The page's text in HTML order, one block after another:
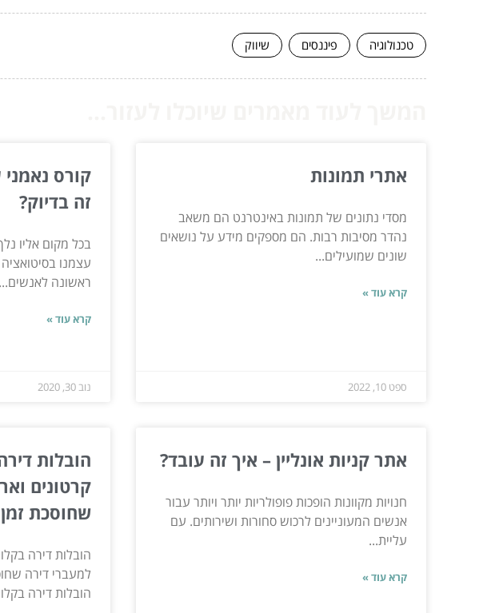
טכנולוגיה פיננסים שיווק
אתרי תמונות
מסדי נתונים של תמונות באינטרנט הם משאב
נהדר מסיבות רבות. הם מספקים מידע על נושאים
שונים שמועילים...
קרא עוד »
ספט 10, 2022
קורס
זה בדיוק?
בכל מקום אליו
עצמנו
ראשונה לאנשים...
קרא עוד »
נוב 30, 2020
אתר קניות אונליין – איך זה עובד?
חנויות מקוונות הופכות פופולריות יותר ויותר עבור
אנשים המעוניינים לרכוש סחורות ושירותים. עם
עליית...
קרא עוד »
הובלות
קרטונים
שחוסכת זמן
הובלות דירה
למעברי דירה
הובלות דירה